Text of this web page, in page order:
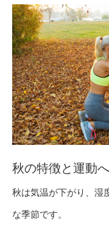
秋の特徴と運動
秋は気温が下がり、湿
な季節です。